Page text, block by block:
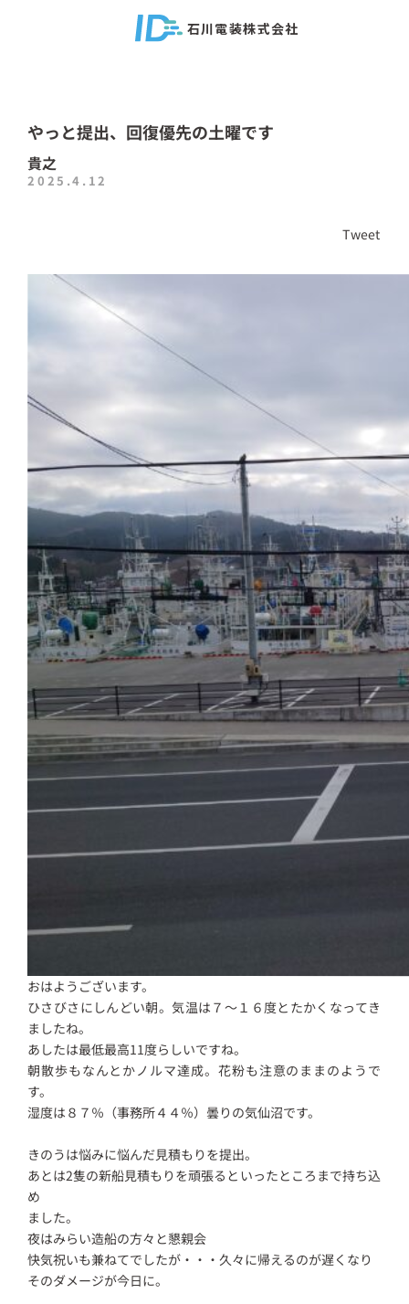
石川電装株式会社
やっと提出、回復優先の土曜です
貴之
2025.4.12
Tweet
おはようございます。
ひさびさにしんどい朝。気温は７～１６度とたかくなってき
ましたね。
あしたは最低最高11度らしいですね。
朝散歩もなんとかノルマ達成。花粉も注意のままのようで
す。
湿度は８７％（事務所４４％）曇りの気仙沼です。
きのうは悩みに悩んだ見積もりを提出。
あとは2隻の新船見積もりを頑張るといったところまで持ち込
め
ました。
夜はみらい造船の方々と懇親会
快気祝いも兼ねてでしたが・・・久々に帰えるのが遅くなり
そのダメージが今日に。